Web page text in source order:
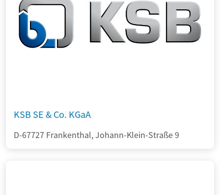
KSB SE & Co. KGaA
D-67727 Frankenthal, Johann-Klein-Straße 9